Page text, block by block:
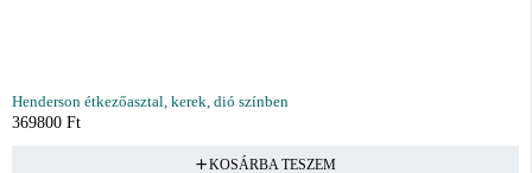
Henderson étkezőasztal, kerek, dió színben
369800 Ft
KOSÁRBA TESZEM